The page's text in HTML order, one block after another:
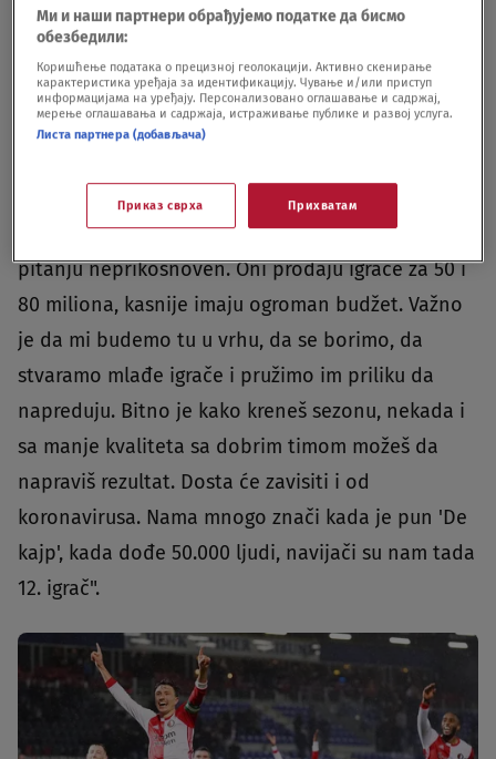
želeo previše da se upušta u prognoze da li
Fejenord može da pomrsi račune Ajaksu i PSV-u
borbi za titulu."Meni kao pomoćniku nije posao da
pričam o tome. Znam šta je moj posao kada sam
tokom karijere i jedno i drugo. Sve zavisi od para,
od investicija, a svi znaju da je Ajaks po tom
pitanju neprikosnoven. Oni prodaju igrače za 50 i
80 miliona, kasnije imaju ogroman budžet. Važno
je da mi budemo tu u vrhu, da se borimo, da
stvaramo mlađe igrače i pružimo im priliku da
napreduju. Bitno je kako kreneš sezonu, nekada i
sa manje kvaliteta sa dobrim timom možeš da
napraviš rezultat. Dosta će zavisiti i od
koronavirusa. Nama mnogo znači kada je pun 'De
kajp', kada dođe 50.000 ljudi, navijači su nam tada
12. igrač".
Ми и наши партнери обрађујемо податке да бисмо
обезбедили:
Коришћење података о прецизној геолокацији. Активно скенирање
карактеристика уређаја за идентификацију. Чување и/или приступ
информацијама на уређају. Персонализовано оглашавање и садржај,
мерење оглашавања и садржаја, истраживање публике и развој услуга.
Листа партнера (добављача)
Приказ сврха Прихватам